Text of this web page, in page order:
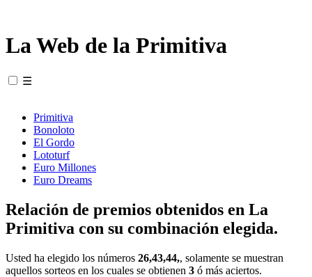
La Web de la Primitiva
☰
Primitiva
Bonoloto
El Gordo
Lototurf
Euro Millones
Euro Dreams
Relación de premios obtenidos en La
Primitiva con su combinación elegida.
Usted ha elegido los números 26,43,44,, solamente se muestran
aquellos sorteos en los cuales se obtienen 3 ó más aciertos.